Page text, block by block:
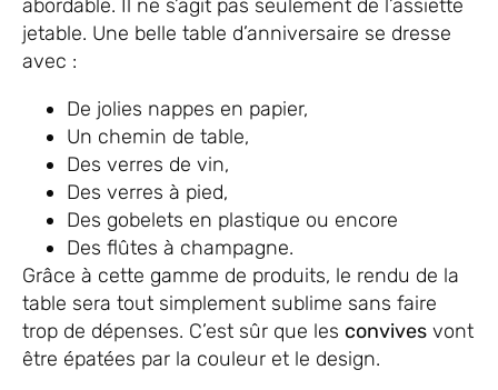
abordable. Il ne s’agit pas seulement de l’assiette
jetable. Une belle table d’anniversaire se dresse
avec :
De jolies nappes en papier,
Un chemin de table,
Des verres de vin,
Des verres à pied,
Des gobelets en plastique ou encore
Des flûtes à champagne.
Grâce à cette gamme de produits, le rendu de la
table sera tout simplement sublime sans faire
trop de dépenses. C’est sûr que les convives vont
être épatées par la couleur et le design.